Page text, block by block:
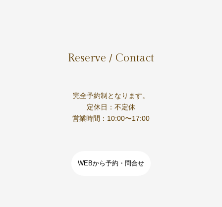
Reserve / Contact
完全予約制となります。
定休日：不定休
営業時間：10:00〜17:00
WEBから予約・問合せ